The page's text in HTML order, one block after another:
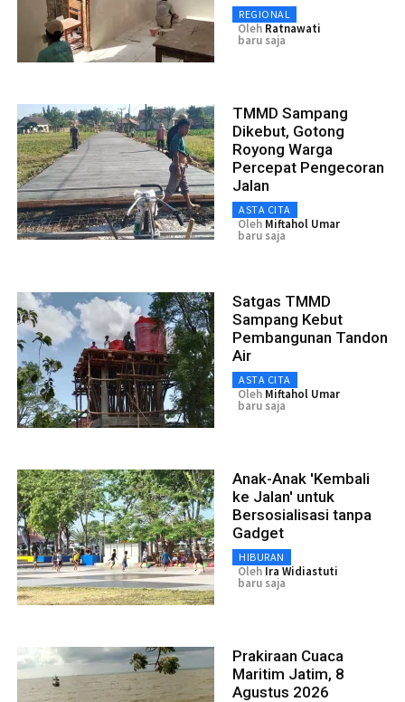
REGIONAL
Oleh Ratnawati
baru saja
TMMD Sampang
Dikebut, Gotong
Royong Warga
Percepat Pengecoran
Jalan
ASTA CITA
Oleh Miftahol Umar
baru saja
Satgas TMMD
Sampang Kebut
Pembangunan Tandon
Air
ASTA CITA
Oleh Miftahol Umar
baru saja
Anak-Anak 'Kembali
ke Jalan' untuk
Bersosialisasi tanpa
Gadget
HIBURAN
Oleh Ira Widiastuti
baru saja
Prakiraan Cuaca
Maritim Jatim, 8
Agustus 2026